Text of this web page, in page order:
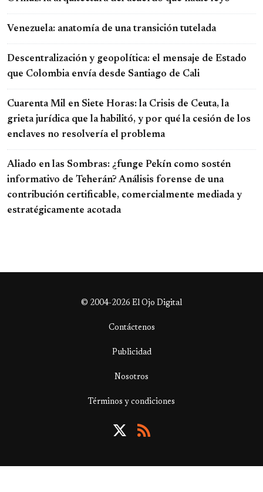
Venezuela: anatomía de una transición tutelada
Descentralización y geopolítica: el mensaje de Estado
que Colombia envía desde Santiago de Cali
Cuarenta Mil en Siete Horas: la Crisis de Ceuta, la
grieta jurídica que la habilitó, y por qué la cesión de los
enclaves no resolvería el problema
Aliado en las Sombras: ¿funge Pekín como sostén
informativo de Teherán? Análisis forense de una
contribución certificable, comercialmente mediada y
estratégicamente acotada
© 2004-2026 El Ojo Digital
Contáctenos
Publicidad
Nosotros
Términos y condiciones